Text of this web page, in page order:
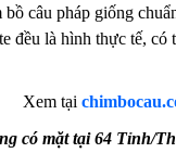
câu pháp giống
đều là hình thực tế,
Xem tại
có mặt tại 64 Tỉnh/